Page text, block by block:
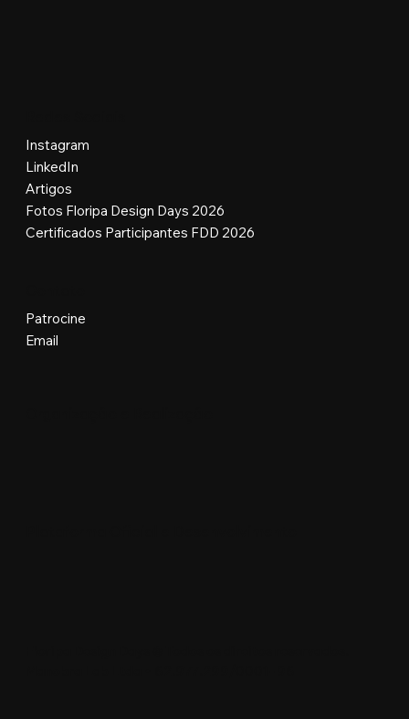
Instagram
LinkedIn
Artigos
Fotos Floripa Design Days 2026
Certificados Participantes FDD 2026
Patrocine
Email